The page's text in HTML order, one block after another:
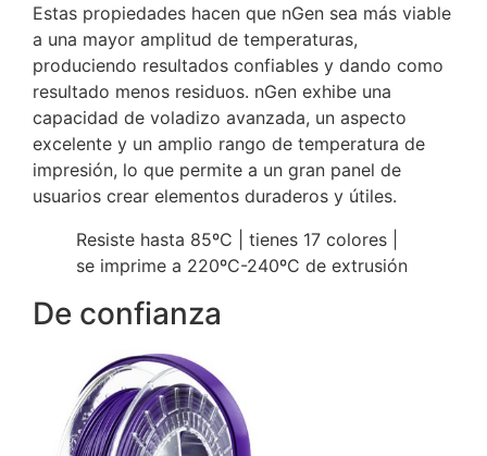
Estas propiedades hacen que nGen sea más viable
a una mayor amplitud de temperaturas,
produciendo resultados confiables y dando como
resultado menos residuos. nGen exhibe una
capacidad de voladizo avanzada, un aspecto
excelente y un amplio rango de temperatura de
impresión, lo que permite a un gran panel de
usuarios crear elementos duraderos y útiles.
Resiste hasta 85ºC | tienes 17 colores |
se imprime a 220ºC-240ºC de extrusión
De confianza